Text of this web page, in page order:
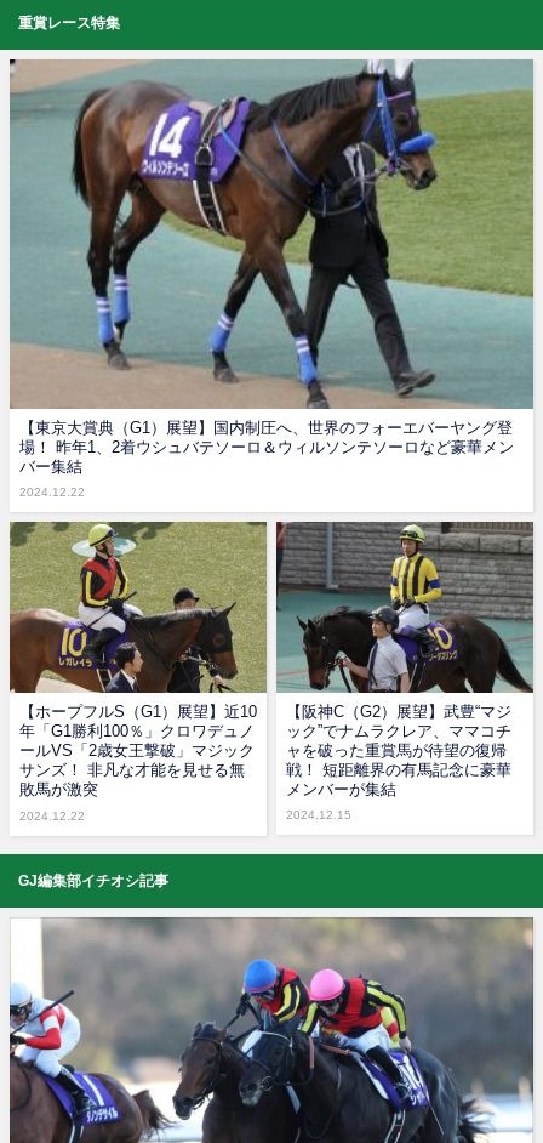
重賞レース特集
【東京大賞典（G1）展望】国内制圧へ、世界のフォーエバーヤング登
場！ 昨年1、2着ウシュバテソーロ＆ウィルソンテソーロなど豪華メン
バー集結
2024.12.22
【ホープフルS（G1）展望】近10
年「G1勝利100％」クロワデュノ
ールVS「2歳女王撃破」マジック
サンズ！ 非凡な才能を見せる無
敗馬が激突
2024.12.22
【阪神C（G2）展望】武豊“マジ
ック”でナムラクレア、ママコチ
ャを破った重賞馬が待望の復帰
戦！ 短距離界の有馬記念に豪華
メンバーが集結
2024.12.15
GJ編集部イチオシ記事